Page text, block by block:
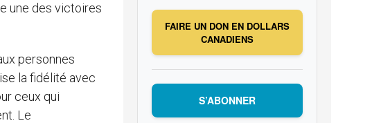
une des victoires
personnes
la fidélité avec
ceux qui
Le
FAIRE UN DON EN DOLLARS
CANADIENS
S’ABONNER